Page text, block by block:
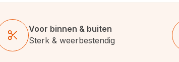
Voor binnen & buiten
Sterk & weerbestendig